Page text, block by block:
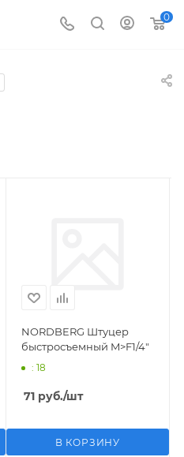
0
NORDBERG Штуцер
быстросъемный M>F1/4"
: 18
71 руб./шт
В КОРЗИНУ